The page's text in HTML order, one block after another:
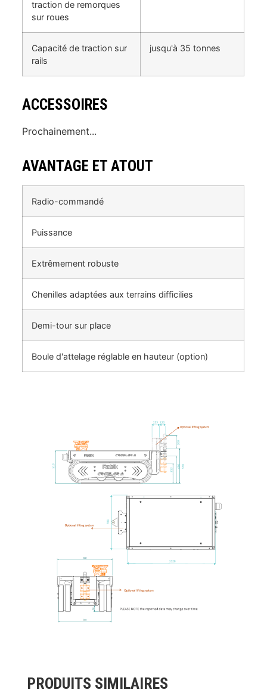
ACCESSOIRES
Prochainement...
AVANTAGE ET ATOUT
Radio-commandé
Puissance
Extrêmement robuste
Chenilles adaptées aux terrains difficilies
Demi-tour sur place
Boule d'attelage réglable en hauteur (option)
traction de remorques
sur roues
Capacité de traction sur
rails
jusqu'à 35 tonnes
PRODUITS SIMILAIRES